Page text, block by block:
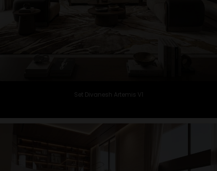
Set Divanesh Artemis V1